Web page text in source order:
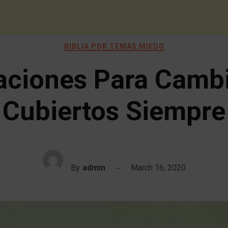
BIBLIA POR TEMAS MIEDO
Para
Cubiertos Siempre
By admin March 16, 2020